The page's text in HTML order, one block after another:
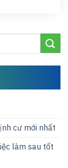
cư mới nhất
làm sau tốt